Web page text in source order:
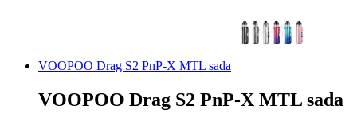
VOOPOO Drag S2 PnP-X MTL sada
VOOPOO Drag S2 PnP-X MTL sada